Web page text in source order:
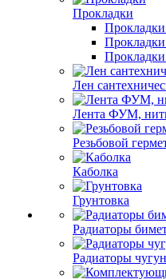
Прокладки
Лен
Лента ФУМ,
Резьбовой
Каболка
Грунтовка
Радиаторы
Радиаторы